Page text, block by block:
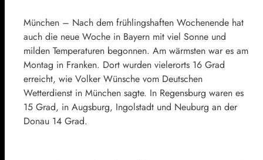
München – Nach dem frühlingshaften Wochenende hat
auch die neue Woche in Bayern mit viel Sonne und
milden Temperaturen begonnen. Am wärmsten war es am
Montag in Franken. Dort wurden vielerorts 16 Grad
erreicht, wie Volker Wünsche vom Deutschen
Wetterdienst in München sagte. In Regensburg waren es
15 Grad, in Augsburg, Ingolstadt und Neuburg an der
Donau 14 Grad.